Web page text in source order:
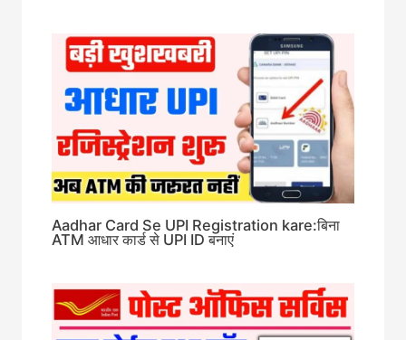
Aadhar Card Se UPI Registration kare:बिना
ATM आधार कार्ड से UPI ID बनाएं